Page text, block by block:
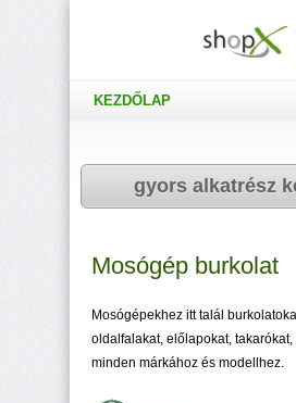
KEZDŐLAP
gyors alkatrész
Mosógép burkolat
Mosógépekhez itt talál
oldalfalakat, előlapokat,
minden márkához és modellhez.